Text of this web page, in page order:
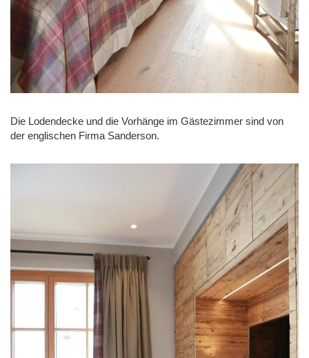
Die Lodendecke und die Vorhänge im Gästezimmer sind von
der englischen Firma Sanderson.